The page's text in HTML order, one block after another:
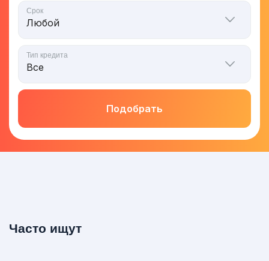
Срок
Тип кредита
Подобрать
Часто ищут